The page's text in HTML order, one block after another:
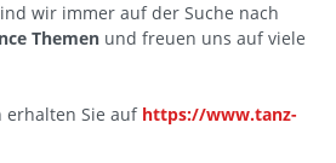
wir immer auf der Suche nach
Themen und freuen uns auf viele
erhalten Sie auf https://www.tanz-